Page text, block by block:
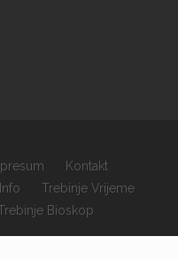
×
Kontakt
Trebinje Vrijeme
Bioskop